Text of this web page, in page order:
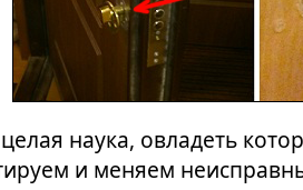
наука, овладеть
и меняем